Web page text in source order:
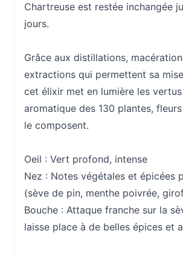
Chartreuse est restée inchangée
jours.
Grâce aux distillations,
extractions qui permettent sa
cet élixir met en lumière les
aromatique des 130 plantes,
le composent.
Oeil : Vert profond, intense
Nez : Notes végétales et épicées
(sève de pin, menthe poivrée,
Bouche : Attaque franche sur la
laisse place à de belles épices et